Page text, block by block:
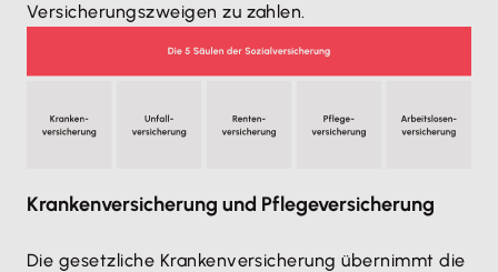
Versicherungszweigen zu zahlen.
Krankenversicherung und Pflegeversicherung
Die gesetzliche Krankenversicherung übernimmt die